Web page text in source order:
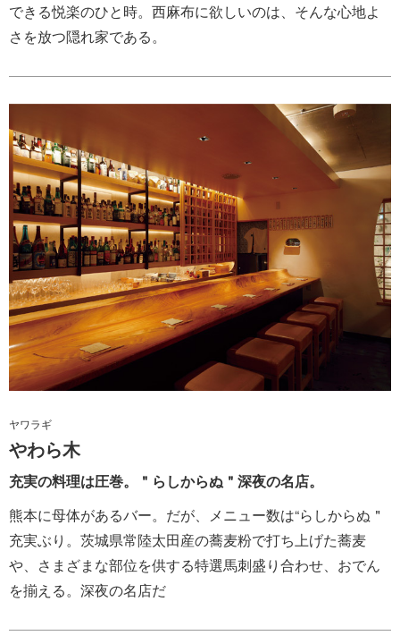
できる悦楽のひと時。西麻布に欲しいのは、そんな心地よ
さを放つ隠れ家である。
ヤワラギ
やわら木
充実の料理は圧巻。＂らしからぬ＂深夜の名店。
熊本に母体があるバー。だが、メニュー数は“らしからぬ＂
充実ぶり。茨城県常陸太田産の蕎麦粉で打ち上げた蕎麦
や、さまざまな部位を供する特選馬刺盛り合わせ、おでん
を揃える。深夜の名店だ